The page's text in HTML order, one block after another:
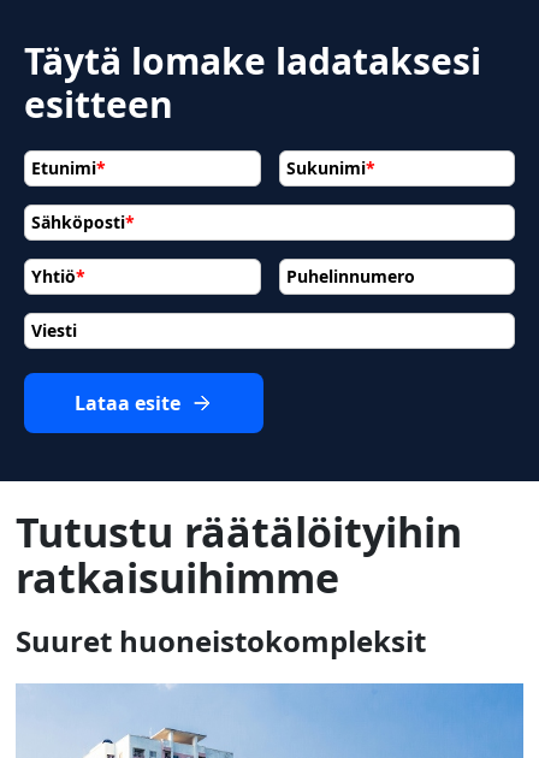
Täytä lomake ladataksesi
esitteen
Etunimi* Sukunimi*
Yhtiö*
Sähköposti*
Puhelinnumero
Viesti
Lataa esite
Tutustu räätälöityihin
ratkaisuihimme
Suuret huoneistokompleksit